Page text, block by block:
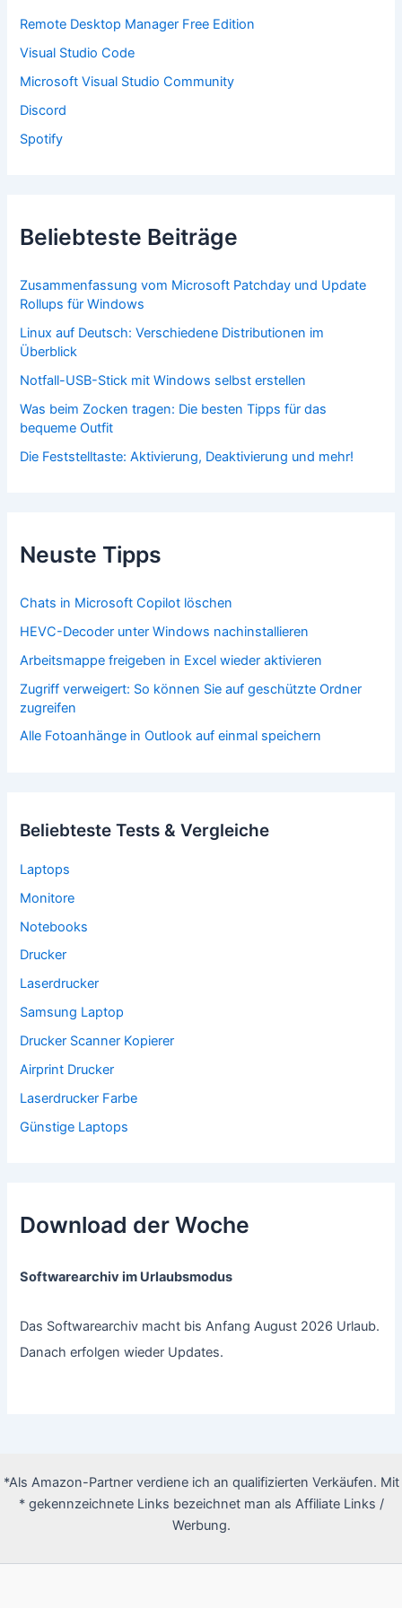
h
:
Remote Desktop Manager Free Edition
Visual Studio Code
Microsoft Visual Studio Community
Discord
Spotify
Beliebteste Beiträge
Zusammenfassung vom Microsoft Patchday und Update
Rollups für Windows
Linux auf Deutsch: Verschiedene Distributionen im
Überblick
Notfall-USB-Stick mit Windows selbst erstellen
Was beim Zocken tragen: Die besten Tipps für das
bequeme Outfit
Die Feststelltaste: Aktivierung, Deaktivierung und mehr!
Neuste Tipps
Chats in Microsoft Copilot löschen
HEVC-Decoder unter Windows nachinstallieren
Arbeitsmappe freigeben in Excel wieder aktivieren
Zugriff verweigert: So können Sie auf geschützte Ordner
zugreifen
Alle Fotoanhänge in Outlook auf einmal speichern
Beliebteste Tests & Vergleiche
Laptops
Monitore
Notebooks
Drucker
Laserdrucker
Samsung Laptop
Drucker Scanner Kopierer
Airprint Drucker
Laserdrucker Farbe
Günstige Laptops
Download der Woche
Softwarearchiv im Urlaubsmodus
Das Softwarearchiv macht bis Anfang August 2026 Urlaub.
Danach erfolgen wieder Updates.
*Als Amazon-Partner verdiene ich an qualifizierten Verkäufen. Mit
* gekennzeichnete Links bezeichnet man als Affiliate Links /
Werbung.